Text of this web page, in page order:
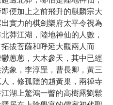
便加上之前飛升的麒麟宗大
實力的棋劍樂府太平令視為
莽江湖，陸地神仙的人數，
拔菩薩和呼延大觀兩人而
蔥蔥，大木參天，其中已經
象，李淳罡，曹長卿，黃三
，修孤隱的趙黃巢，兩禪寺
湖上驚鴻一瞥的高樹露劉鬆